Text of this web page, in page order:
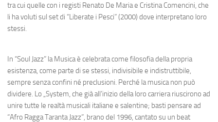
tra cui quelle con i registi Renato De Maria e Cristina Comencini, che
li ha voluti sul set di “Liberate i Pesci” (2000) dove interpretano loro
stessi.
In “Soul Jazz” la Musica è celebrata come filosofia della propria
esistenza, come parte di se stessi, indivisibile e indistruttibile,
sempre senza confini né preclusioni. Perché la musica non può
dividere. Lo „System, che già all’inizio della loro carriera riuscirono ad
unire tutte le realtà musicali italiane e salentine; basti pensare ad
“Afro Ragga Taranta Jazz”, brano del 1996, cantato su un beat